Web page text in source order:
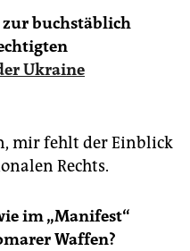
zur buchstäblich
Ukraine
mir fehlt der Einblick
Rechts.
im „Manifest“
Waffen?